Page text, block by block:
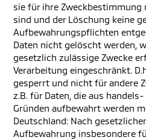
sie für ihre
sind und der Löschung keine
Aufbewahrungspflichten
Daten nicht gelöscht werden,
gesetzlich zulässige Zwecke
Verarbeitung eingeschränkt.
gesperrt und nicht für andere
z.B. für Daten, die aus
Gründen aufbewahrt werden
Deutschland: Nach
Aufbewahrung insbesondere